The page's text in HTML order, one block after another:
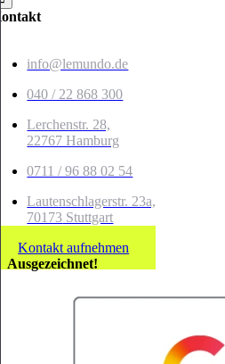
info@lemundo.de
040 / 22 868 300
Lerchenstr. 28,
22767 Hamburg
0711 / 96 88 02 54
Lautenschlagerstr. 23a,
70173 Stuttgart
Kontakt aufnehmen
Ausgezeichnet!